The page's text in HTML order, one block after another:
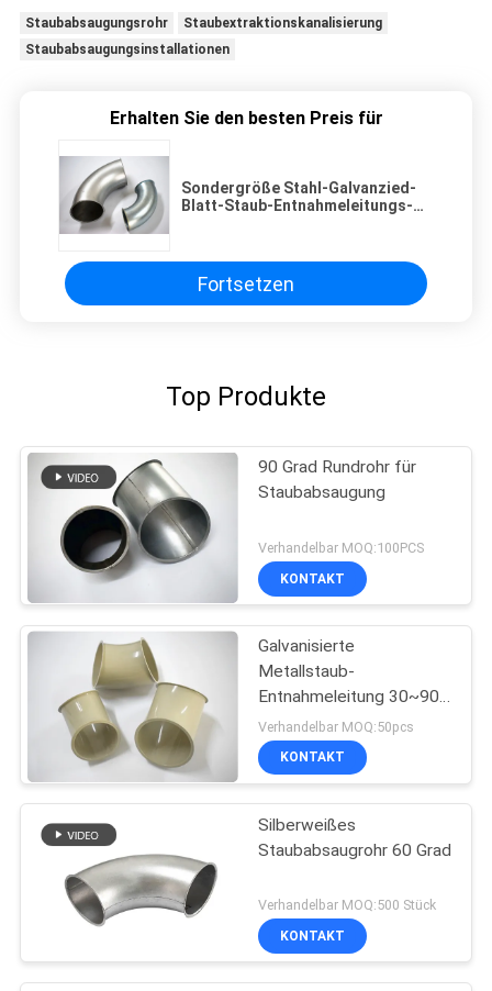
Staubabsaugungsrohr
Staubextraktionskanalisierung
Staubabsaugungsinstallationen
Erhalten Sie den besten Preis für
Sondergröße Stahl-Galvanzied-
Blatt-Staub-Entnahmeleitungs-
Fortsetzen
Top Produkte
90 Grad Rundrohr für
Staubabsaugung
Verhandelbar MOQ:100PCS
KONTAKT
Galvanisierte
Metallstaub-
Entnahmeleitung 30~90
Grad in der Staub-
Chemikalien-Architektur
Verhandelbar MOQ:50pcs
KONTAKT
Silberweißes
Staubabsaugrohr 60 Grad
Verhandelbar MOQ:500 Stück
KONTAKT